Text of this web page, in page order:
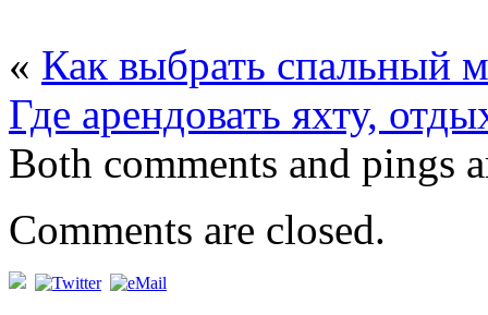
« Как выбрать спальный
Где арендовать яхту,
Both comments and pings
Comments are closed.